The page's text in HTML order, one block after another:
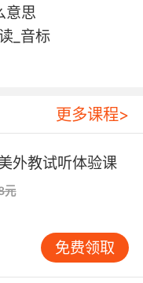
in commissary.
风扇呢
还哄抬物价
menu at the
单
discount at the
意思
_音标
更多课程>
外教试听体验课
元
免费领取